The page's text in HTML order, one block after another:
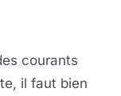
courants
il faut bien